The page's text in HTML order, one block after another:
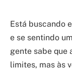
Está buscando
e se sentindo
gente sabe que
limites, mas às